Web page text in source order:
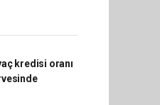
kredisi oranı